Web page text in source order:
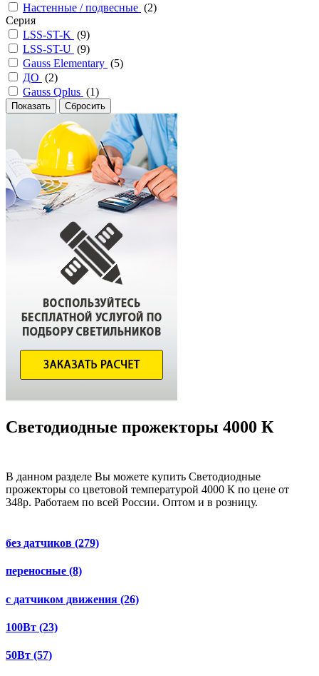
Настенные / подвесные (2)
Серия
LSS-ST-K (9)
LSS-ST-U (9)
Gauss Elementary (5)
ДО (2)
Gauss Qplus (1)
Светодиодные прожекторы 4000 К
В данном разделе Вы можете купить Светодиодные
прожекторы со цветовой температурой 4000 К по цене от
348р. Работаем по всей России. Оптом и в розницу.
без датчиков (279)
переносные (8)
с датчиком движения (26)
100Вт (23)
50Вт (57)